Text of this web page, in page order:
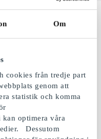
Om
cookies från tredje part
genom att
statistik och komma
kan optimera våra
Dessutom